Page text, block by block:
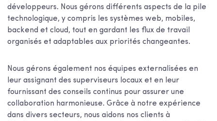
développeurs. Nous gérons différents aspects de la pile
technologique, y compris les systèmes web, mobiles,
backend et cloud, tout en gardant les flux de travail
organisés et adaptables aux priorités changeantes.
Nous gérons également nos équipes externalisées en
leur assignant des superviseurs locaux et en leur
fournissant des conseils continus pour assurer une
collaboration harmonieuse. Grâce à notre expérience
dans divers secteurs, nous aidons nos clients à